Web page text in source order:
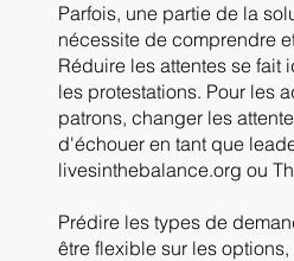
Parfois, une partie de la
nécessite de comprendre
Réduire les attentes se
les protestations. Pour les
patrons, changer les
d'échouer en tant que
livesinthebalance.org ou
Prédire les types de
être flexible sur les